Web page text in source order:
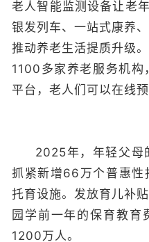
老人智能监测设备让老
银发列车、一站式康养
推动养老生活提质升级
1100多家养老服务机构
平台，老人们可以在线
2025年，年轻父母
抓紧新增66万个普惠性
托育设施。发放育儿补
园学前一年的保育教育
1200万人。